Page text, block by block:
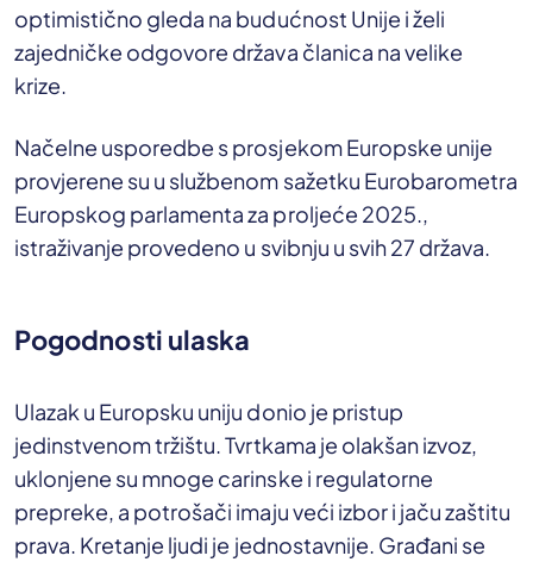
optimistično gleda na budućnost Unije i želi
zajedničke odgovore država članica na velike
krize.
Načelne usporedbe s prosjekom Europske unije
provjerene su u službenom sažetku Eurobarometra
Europskog parlamenta za proljeće 2025.,
istraživanje provedeno u svibnju u svih 27 država.
Pogodnosti ulaska
Ulazak u Europsku uniju donio je pristup
jedinstvenom tržištu. Tvrtkama je olakšan izvoz,
uklonjene su mnoge carinske i regulatorne
prepreke, a potrošači imaju veći izbor i jaču zaštitu
prava. Kretanje ljudi je jednostavnije. Građani se